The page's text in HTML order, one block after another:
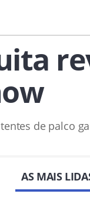
de palco
AS MAIS